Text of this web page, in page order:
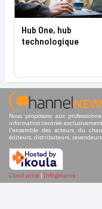
Hub One, hub
technologique
Nous proposons aux
information centrée
l'ensemble des acteurs du
éditeurs, distributeurs,
Cloud privé | Infogérance